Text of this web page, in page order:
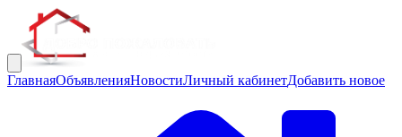
ГлавнаяОбъявленияНовостиЛичный кабинетДобавить новое